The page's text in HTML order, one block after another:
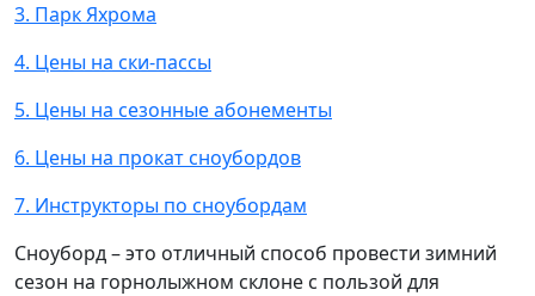
3. Парк Яхрома
4. Цены на ски-пассы
5. Цены на сезонные абонементы
6. Цены на прокат сноубордов
7. Инструкторы по сноубордам
Сноуборд – это отличный способ провести зимний
сезон на горнолыжном склоне с пользой для